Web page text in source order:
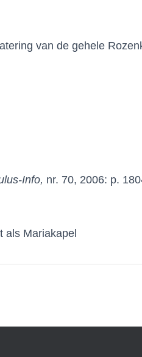
van de gehele
Info, nr. 70, 2006: p.
als Mariakapel